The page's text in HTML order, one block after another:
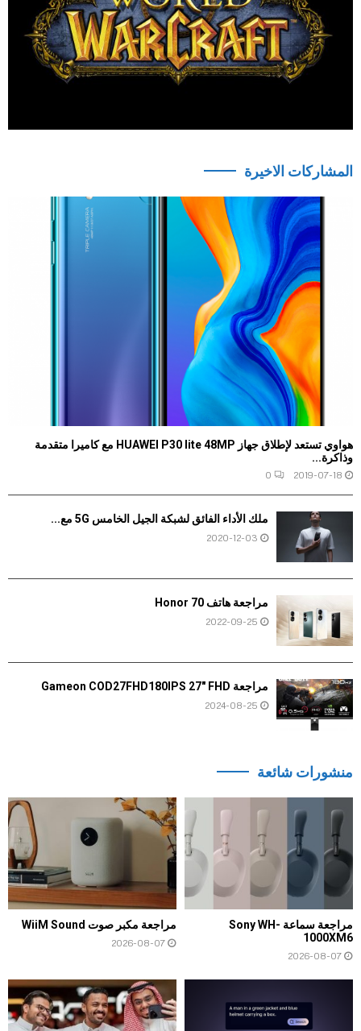
المشاركات الاخيرة
هواوي تستعد لإطلاق جهاز HUAWEI P30 lite 48MP مع كاميرا متقدمة
وذاكرة...
2019-07-18
0
ملك الأداء الفائق لشبكة الجيل الخامس 5G مع...
2020-12-03
مراجعة هاتف Honor 70
2022-09-25
مراجعة Gameon COD27FHD180IPS 27″ FHD
2024-08-25
منشورات شائعة
مراجعة سماعة Sony WH-
1000XM6
2026-08-07
مراجعة مكبر صوت WiiM Sound
2026-08-07